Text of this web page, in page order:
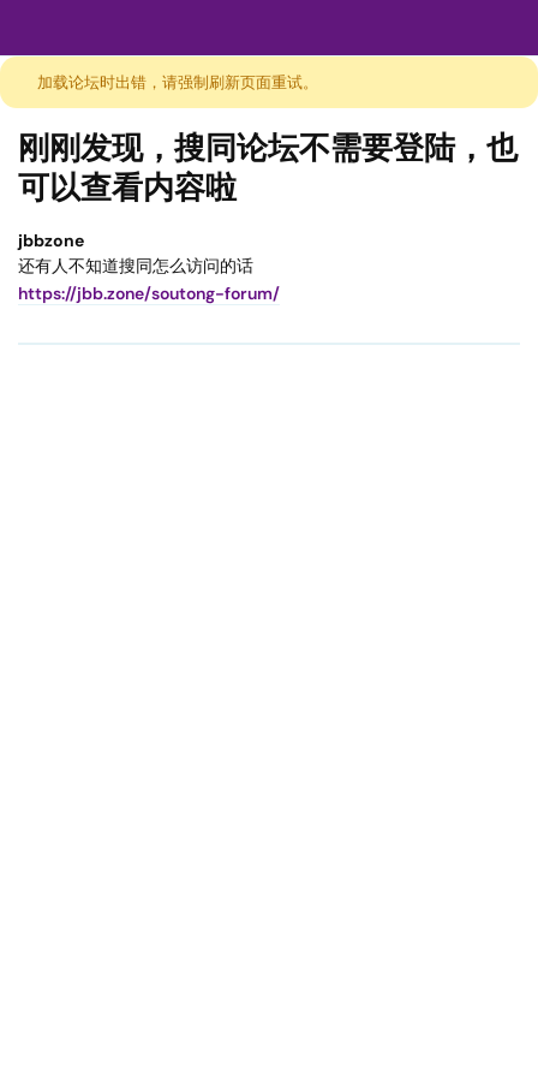
加载论坛时出错，请强制刷新页面重试。
刚刚发现，搜同论坛不需要登陆，也
可以查看内容啦
jbbzone
还有人不知道搜同怎么访问的话
https://jbb.zone/soutong-forum/